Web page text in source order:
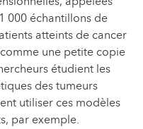
000 échantillons de
atteints de cancer
une petite copie
étudient les
des tumeurs
utiliser ces modèles
par exemple.